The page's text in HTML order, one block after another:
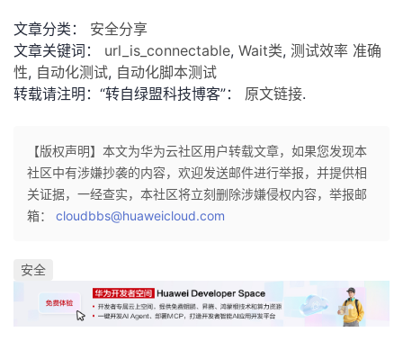
文章分类： 安全分享
文章关键词： url_is_connectable, Wait类, 测试效率 准确
性, 自动化测试, 自动化脚本测试
转载请注明：“转自绿盟科技博客”： 原文链接.
【版权声明】本文为华为云社区用户转载文章，如果您发现本
社区中有涉嫌抄袭的内容，欢迎发送邮件进行举报，并提供相
关证据，一经查实，本社区将立刻删除涉嫌侵权内容，举报邮
箱： cloudbbs@huaweicloud.com
安全